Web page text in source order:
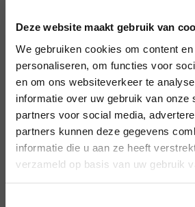
Deze website maakt gebruik van
We gebruiken cookies om content
personaliseren, om functies voor
en om ons websiteverkeer te
informatie over uw gebruik van onze
partners voor social media,
partners kunnen deze gegevens
informatie die u aan ze heeft
verzameld op basis van uw gebruik
INLOGGEN
Wachtwoord
INLOGGEN
HEB JE NOG
MERK
Second female
Circle
MERK
MERK